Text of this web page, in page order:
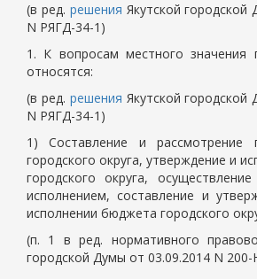
(в ред. решения Якутской городской
N РЯГД-34-1)
1. К вопросам местного значения
относятся:
(в ред. решения Якутской городской
N РЯГД-34-1)
1) Составление и рассмотрение
городского округа, утверждение и
городского округа,
исполнением, составление и
исполнении бюджета городского
(п. 1 в ред. нормативного
городской Думы от 03.09.2014 N